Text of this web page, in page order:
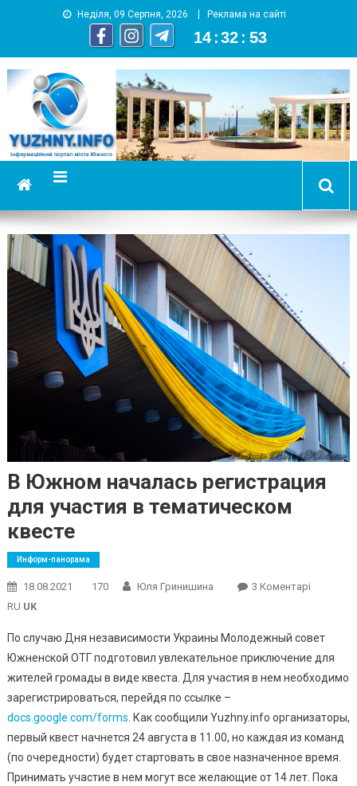
Неділя, 09 Серпня, 2026 Реклама на сайті
14 :32 : 54
YUZHNY.INFO
информационный портал города Южный
В Южном началась регистрация
для участия в тематическом
квесте
Информ-панорама
18.08.2021 170 Юля Гринишина 3 КоментаріДо
Началась
Для
В
RU UK
По случаю Дня независимости Украины Молодежный совет
Южненской ОТГ подготовил увлекательное приключение для
жителей громады в виде квеста. Для участия в нем необходимо
зарегистрироваться, перейдя по ссылке –
docs.google.com/forms. Как сообщили Yuzhny.info организаторы,
первый квест начнется 24 августа в 11.00, но каждая из команд
(по очередности) будет стартовать в свое назначенное время.
Принимать участие в нем могут все желающие от 14 лет. Пока